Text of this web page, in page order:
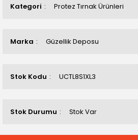
Kategori Protez Tırnak Ürünleri
Marka Güzellik Deposu
Stok Kodu UCTL8S1XL3
Stok Durumu Stok Var